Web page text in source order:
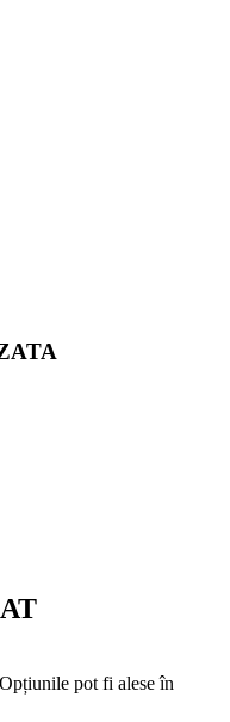
pot fi alese în